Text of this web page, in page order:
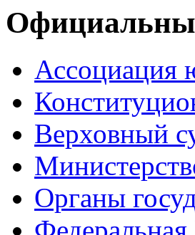
Ассоциация
Верховный
Органы